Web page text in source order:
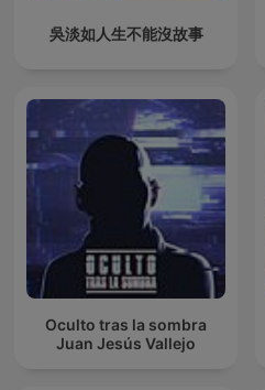
吳淡如人生不能沒故事
Oculto tras la sombra
Juan Jesús Vallejo